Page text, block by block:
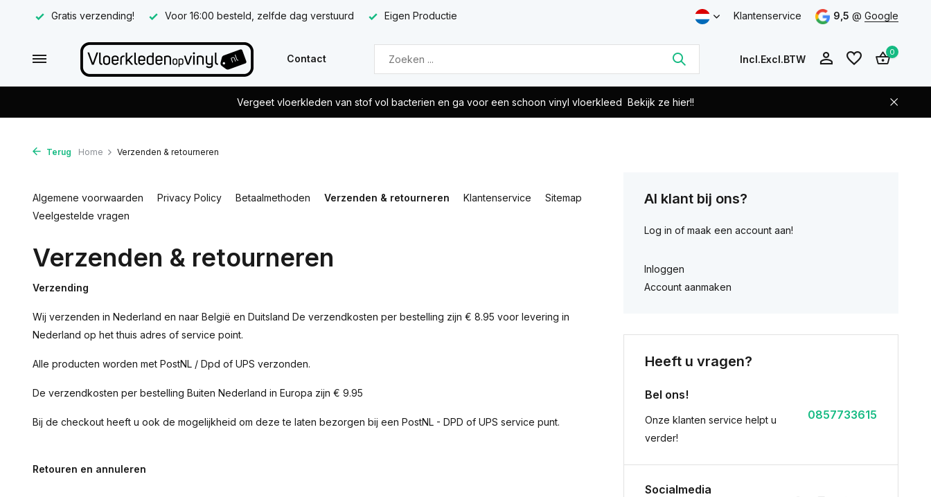
Gratis verzending! Voor 16:00 besteld, zelfde dag verstuurd Eigen Productie Klantenservice 9,5 @ Google
Contact Incl.Excl.BTW
aanmaken
aanmaken
0
Vergeet vloerkleden van stof vol bacterien en ga voor een schoon vinyl vloerkleed Bekijk ze hier!!
Terug Home Verzenden & retourneren
Algemene voorwaarden Privacy Policy Betaalmethoden Verzenden & retourneren Klantenservice
Sitemap
Veelgestelde vragen
Verzenden & retourneren
Verzending
Wij verzenden in Nederland en naar België en Duitsland De verzendkosten per bestelling zijn € 8.95 voor levering in
Nederland op het thuis adres of service point.
Alle producten worden met PostNL / Dpd of UPS verzonden.
De verzendkosten per bestelling Buiten Nederland in Europa zijn € 9.95
Bij de checkout heeft u ook de mogelijkheid om deze te laten bezorgen bij een PostNL - DPD of UPS service punt.
Retouren en annuleren
Al klant bij ons?
Log in of maak een account aan!
Inloggen
Account aanmaken
Heeft u vragen?
Bel ons!
Onze klanten service helpt u
verder!
0857733615
Socialmedia